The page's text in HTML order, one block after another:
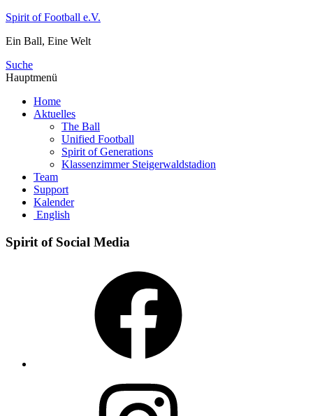
Zum
springen
Spirit of Football e.V.
Ein Ball, Eine Welt
Suche
Hauptmenü
Home
Aktuelles
The Ball
Unified Football
Spirit of Generations
Klassenzimmer Steigerwaldstadion
Team
Support
Kalender
English
Spirit of Social Media